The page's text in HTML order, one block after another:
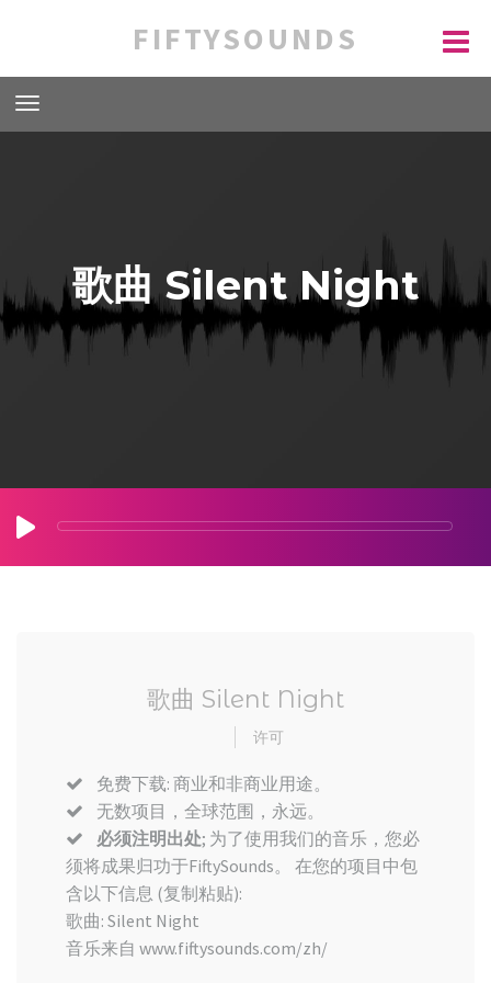
FIFTYSOUNDS
歌曲 Silent Night
歌曲 Silent Night
许可
免费下载: 商业和非商业用途。
无数项目，全球范围，永远。
必须注明出处; 为了使用我们的音乐，您必
须将成果归功于FiftySounds。 在您的项目中包
含以下信息 (复制粘贴):
歌曲: Silent Night
音乐来自 www.fiftysounds.com/zh/